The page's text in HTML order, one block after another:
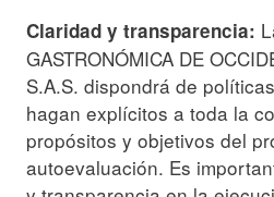
Claridad y transparencia:
GASTRONÓMICA DE
S.A.S. dispondrá de
hagan explícitos a toda la
propósitos y objetivos del
autoevaluación. Es